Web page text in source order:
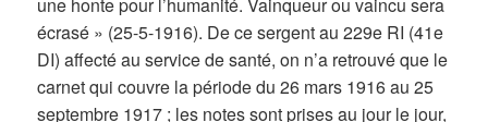
une honte pour l’humanité. Vainqueur ou vaincu sera
écrasé » (25-5-1916). De ce sergent au 229e RI (41e
DI) affecté au service de santé, on n’a retrouvé que le
carnet qui couvre la période du 26 mars 1916 au 25
septembre 1917 ; les notes sont prises au jour le jour,